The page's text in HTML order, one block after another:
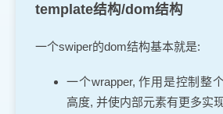
template结构/dom结构
一个swiper的dom结构基本就是:
一个wrapper, 作用是控制整
高度, 并使内部元素有更多实